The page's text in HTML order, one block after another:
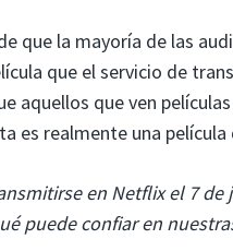
que la mayoría de las
que el servicio de
aquellos que ven
es realmente una
en Netflix el 7 de
puede confiar en